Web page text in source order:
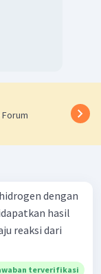
dengan
hasil
terverifikasi